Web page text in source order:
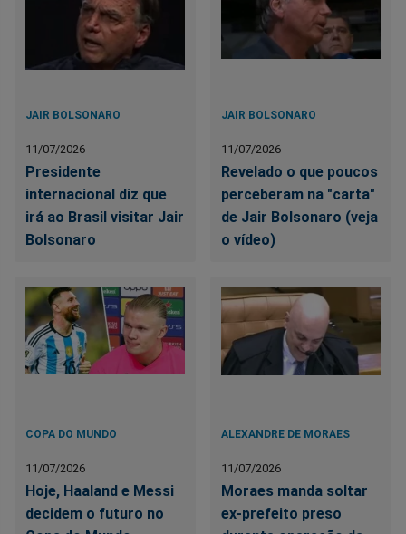
JAIR BOLSONARO
11/07/2026
Presidente
internacional diz que
irá ao Brasil visitar Jair
Bolsonaro
JAIR BOLSONARO
11/07/2026
Revelado o que poucos
perceberam na "carta"
de Jair Bolsonaro (veja
o vídeo)
COPA DO MUNDO
11/07/2026
Hoje, Haaland e Messi
decidem o futuro no
ALEXANDRE DE MORAES
11/07/2026
Moraes manda soltar
ex-prefeito preso